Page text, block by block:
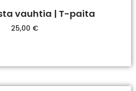
vauhtia | T-paita
25,00 €